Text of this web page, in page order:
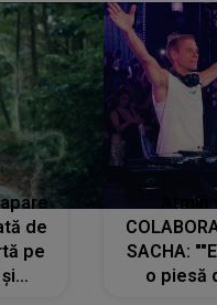
de
pe
SACHA:
o piesă